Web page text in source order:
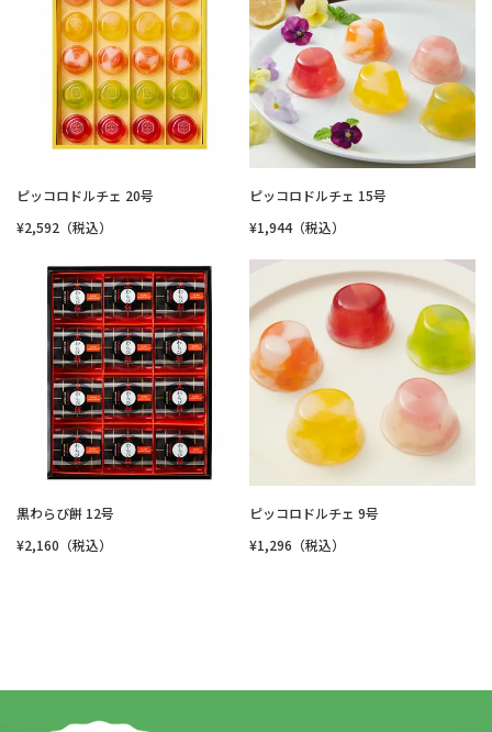
ピッコロドルチェ 20号
¥2,592（税込）
ピッコロドルチェ 15号
¥1,944（税込）
黒わらび餅 12号
¥2,160（税込）
ピッコロドルチェ 9号
¥1,296（税込）